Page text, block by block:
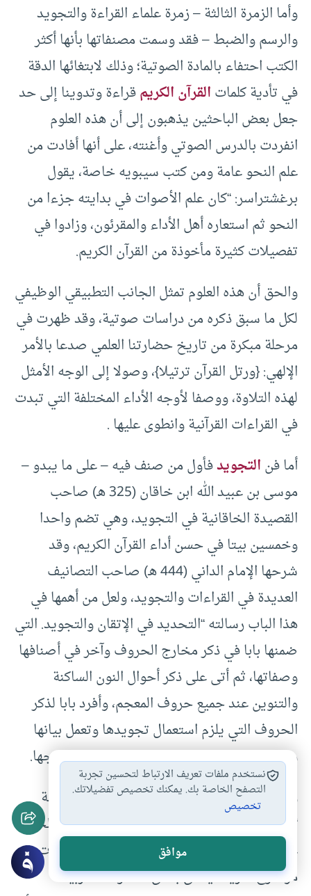
وأما الزمرة الثالثة – زمرة علماء القراءة والتجويد
والرسم والضبط – فقد وسمت مصنفاتها بأنها أكثر
الكتب احتفاء بالمادة الصوتية؛ وذلك لابتغائها الدقة
في تأدية كلماتالقرآن الكريمقراءة وتدوينا إلى حد
جعل بعض الباحثين يذهبون إلى أن هذه العلوم
انفردت بالدرس الصوتي وأغنته، على أنها أفادت من
علم النحو عامة ومن كتب سيبويه خاصة، يقول
برغشتراسر: “كان علم الأصوات في بدايته جزءا من
النحو ثم استعاره أهل الأداء والمقرئون، وزادوا في
تفصيلات كثيرة مأخوذة من القرآن الكريم.
والحق أن هذه العلوم تمثل الجانب التطبيقي الوظيفي
لكل ما سبق ذكره من دراسات صوتية، وقد ظهرت في
مرحلة مبكرة من تاريخ حضارتنا العلمي صدعا بالأمر
الإلهي: {ورتل القرآن ترتيلا}، وصولا إلى الوجه الأمثل
لهذه التلاوة، ووصفا لأوجه الأداء المختلفة التي تبدت
في القراءات القرآنية وانطوى عليها .
أما فنالتجويدفأول من صنف فيه – على ما يبدو –
موسى بن عبيد الله ابن خاقان (325 هـ) صاحب
القصيدة الخاقانية في التجويد، وهي تضم واحدا
وخمسين بيتا في حسن أداء القرآن الكريم، وقد
شرحها الإمام الداني (444 هـ) صاحب التصانيف
العديدة في القراءات والتجويد، ولعل من أهمها في
هذا الباب رسالته “التحديد في الإتقان والتجويد. التي
ضمنها بابا في ذكر مخارج الحروف وآخر في أصنافها
وصفاتها، ثم أتى على ذكر أحوال النون الساكنة
والتنوين عند جميع حروف المعجم، وأفرد بابا لذكر
الحروف التي يلزم استعمال تجويدها وتعمل بيانها
وتخليصها لتنفصل بذلك من مشبهها على مخارجها.
ومن أقدم ما وصلنا بعد القصيدة الخاقانية رسالة
“التنبيه على اللحن الجلي واللحن الخفي” لأبي الحسن
علي بن جعفر السعيدي المقرئ (461 هـ) وهي ذات
موضوع طريف يتعلق بنطق الأصوات العربية،
نستخدم ملفات تعريف الارتباط لتحسين تجربة
التصفح الخاصة بك. يمكنك تخصيص تفضيلاتك.
تخصيص
موافق